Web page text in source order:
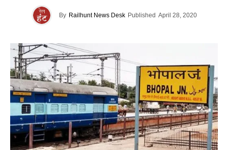
By Railhunt News Desk Published April 28, 2020